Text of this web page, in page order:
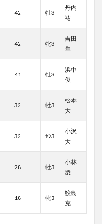
42 牡3
丹内
祐
42 牝3
吉田
隼
41 牡3
浜中
俊
32 牡3
松本
大
32 ｾﾝ3
小沢
大
28 牡3
小林
凌
18 牝3
鮫島
克